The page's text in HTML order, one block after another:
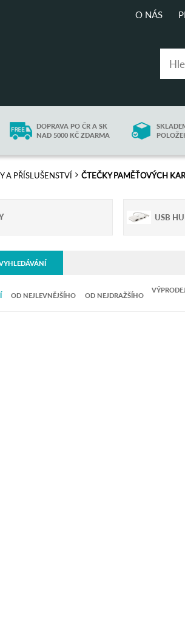
O NÁS
DOPRAVA PO ČR A SK
NAD 5000 KČ ZDARMA
A PŘÍSLUŠENSTVÍ ČTEČKY PAMĚŤOVÝCH
USB
VÝPRODEJ
OD NEJLEVNĚJŠÍHO OD NEJDRAŽŠÍHO